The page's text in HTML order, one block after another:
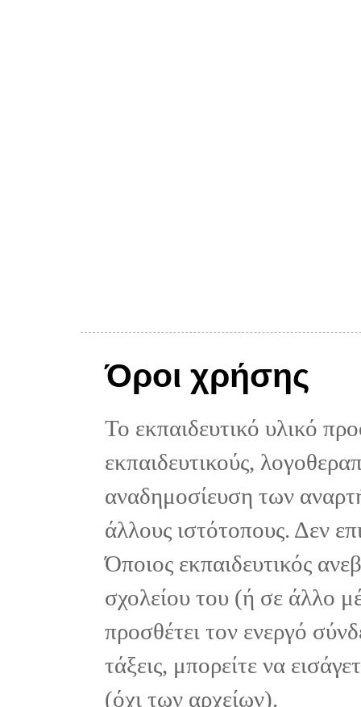
Όροι χρήσης
Το εκπαιδευτικό υλικό
εκπαιδευτικούς,
αναδημοσίευση των
άλλους ιστότοπους. Δεν
Όποιος εκπαιδευτικός
σχολείου του (ή σε άλλο
προσθέτει τον ενεργό
τάξεις, μπορείτε να
(όχι των αρχείων).